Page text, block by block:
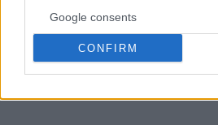
Google consents
CONFIRM